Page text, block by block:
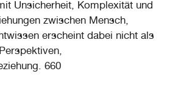
Unsicherheit, Komplexität und
zwischen Mensch,
erscheint dabei nicht als
660